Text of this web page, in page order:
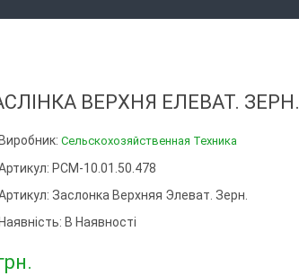
ВЕРХНЯ ЕЛЕВАТ. ЗЕРН.
Виробник:Сельскохозяйственная Техника
РСМ-10.01.50.478
Заслонка Верхняя Элеват. Зерн.
Наявність: В Наявності